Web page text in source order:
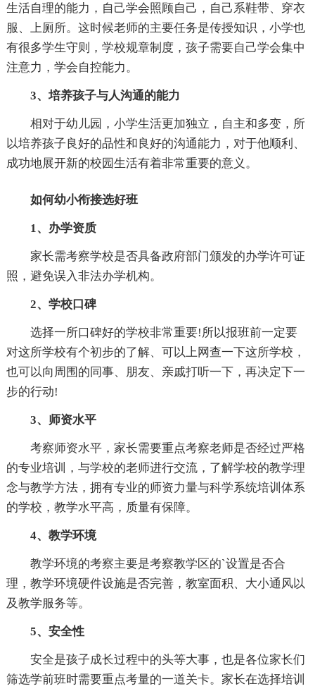
生活自理的能力，自己学会照顾自己，自己系鞋带、穿衣
服、上厕所。这时候老师的主要任务是传授知识，小学也
有很多学生守则，学校规章制度，孩子需要自己学会集中
注意力，学会自控能力。
3、培养孩子与人沟通的能力
相对于幼儿园，小学生活更加独立，自主和多变，所
以培养孩子良好的品性和良好的沟通能力，对于他顺利、
成功地展开新的校园生活有着非常重要的意义。
如何幼小衔接选好班
1、办学资质
家长需考察学校是否具备政府部门颁发的办学许可证
照，避免误入非法办学机构。
2、学校口碑
选择一所口碑好的学校非常重要!所以报班前一定要
对这所学校有个初步的了解、可以上网查一下这所学校，
也可以向周围的同事、朋友、亲戚打听一下，再决定下一
步的行动!
3、师资水平
考察师资水平，家长需要重点考察老师是否经过严格
的专业培训，与学校的老师进行交流，了解学校的教学理
念与教学方法，拥有专业的师资力量与科学系统培训体系
的学校，教学水平高，质量有保障。
4、教学环境
教学环境的考察主要是考察教学区的`设置是否合
理，教学环境硬件设施是否完善，教室面积、大小通风以
及教学服务等。
5、安全性
安全是孩子成长过程中的头等大事，也是各位家长们
筛选学前班时需要重点考量的一道关卡。家长在选择培训